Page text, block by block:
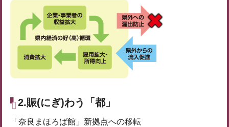
2.賑(にぎ)わう「都」
「奈良まほろば館」新拠点への移転